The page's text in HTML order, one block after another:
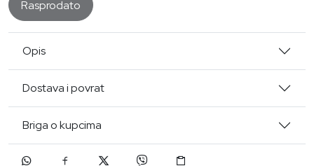
Rasprodato
Opis
Dostava i povrat
Briga o kupcima